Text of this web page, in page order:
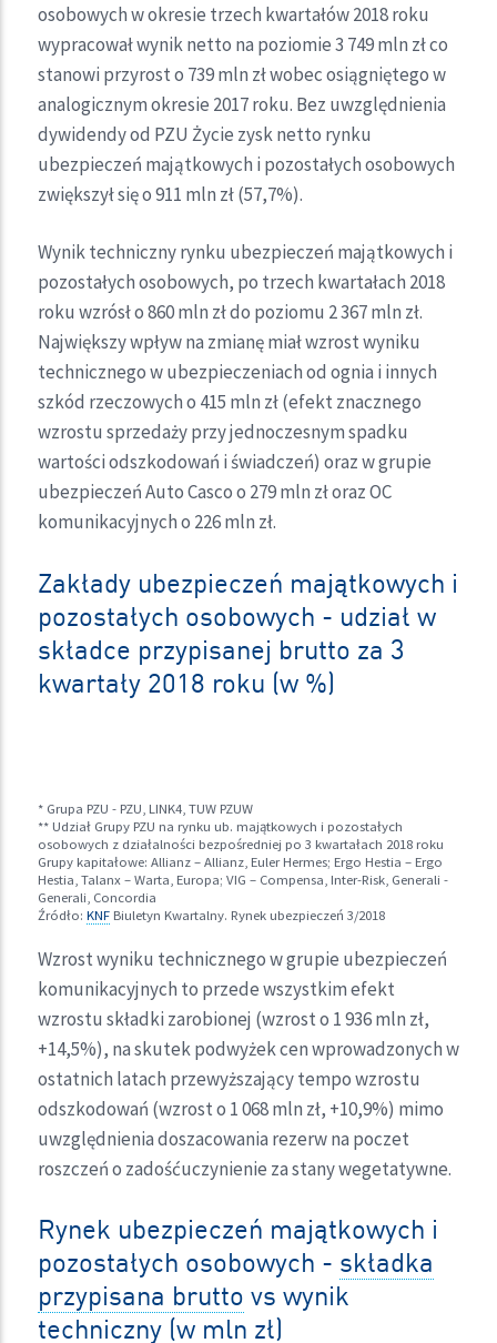
osobowych w okresie trzech kwartałów 2018 roku
wypracował wynik netto na poziomie 3 749 mln zł co
stanowi przyrost o 739 mln zł wobec osiągniętego w
analogicznym okresie 2017 roku. Bez uwzględnienia
dywidendy od PZU Życie zysk netto rynku
ubezpieczeń majątkowych i pozostałych osobowych
zwiększył się o 911 mln zł (57,7%).
Wynik techniczny rynku ubezpieczeń majątkowych i
pozostałych osobowych, po trzech kwartałach 2018
roku wzrósł o 860 mln zł do poziomu 2 367 mln zł.
Największy wpływ na zmianę miał wzrost wyniku
technicznego w ubezpieczeniach od ognia i innych
szkód rzeczowych o 415 mln zł (efekt znacznego
wzrostu sprzedaży przy jednoczesnym spadku
wartości odszkodowań i świadczeń) oraz w grupie
ubezpieczeń Auto Casco o 279 mln zł oraz OC
komunikacyjnych o 226 mln zł.
Zakłady ubezpieczeń majątkowych i
pozostałych osobowych - udział w
składce przypisanej brutto za 3
kwartały 2018 roku (w %)
* Grupa PZU - PZU, LINK4, TUW PZUW
** Udział Grupy PZU na rynku ub. majątkowych i pozostałych
osobowych z działalności bezpośredniej po 3 kwartałach 2018 roku
Grupy kapitałowe: Allianz – Allianz, Euler Hermes; Ergo Hestia – Ergo
Hestia, Talanx – Warta, Europa; VIG – Compensa, Inter-Risk, Generali -
Generali, Concordia
Źródło: KNFBiuletyn Kwartalny. Rynek ubezpieczeń 3/2018
Wzrost wyniku technicznego w grupie ubezpieczeń
komunikacyjnych to przede wszystkim efekt
wzrostu składki zarobionej (wzrost o 1 936 mln zł,
+14,5%), na skutek podwyżek cen wprowadzonych w
ostatnich latach przewyższający tempo wzrostu
odszkodowań (wzrost o 1 068 mln zł, +10,9%) mimo
uwzględnienia doszacowania rezerw na poczet
roszczeń o zadośćuczynienie za stany wegetatywne.
Rynek ubezpieczeń majątkowych i
pozostałych osobowych - składka
przypisana brutto vs wynik
techniczny (w mln zł)